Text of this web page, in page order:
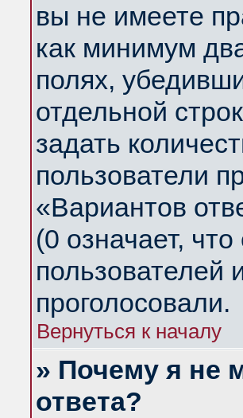
вы не имеете
как минимум
полях,
отдельной
задать
пользователи
«Вариантов
(0 означает,
пользователей
проголосовали.
Вернуться к началу
» Почему я не
ответа?